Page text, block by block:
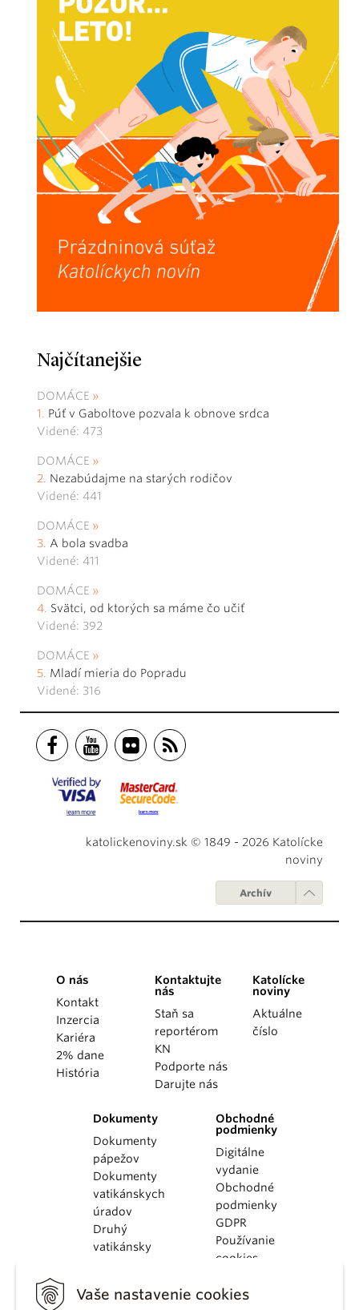
Vaše nastavenie cookies
Najčítanejšie
DOMÁCE
Púť v Gaboltove pozvala k obnove srdca
Videné: 473
DOMÁCE
Nezabúdajme na starých rodičov
Videné: 441
DOMÁCE
A bola svadba
Videné: 411
DOMÁCE
Svätci, od ktorých sa máme čo učiť
Videné: 392
DOMÁCE
Mladí mieria do Popradu
Videné: 316
katolickenoviny.sk © 1849 - 2026 Katolícke
noviny
Archív
O nás
Kontakt
Inzercia
Kariéra
2% dane
História
Kontaktujte
nás
Staň sa
reportérom
KN
Podporte nás
Darujte nás
Katolícke
noviny
Aktuálne
číslo
Dokumenty
Dokumenty
pápežov
Dokumenty
vatikánskych
úradov
Druhý
vatikánsky
KBS
Obchodné
podmienky
Digitálne
vydanie
Obchodné
podmienky
GDPR
Používanie
cookies